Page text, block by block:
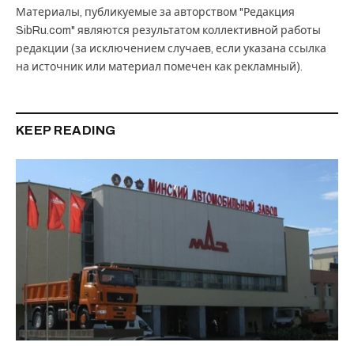
Материалы, публикуемые за авторством "Редакция
SibRu.com" являются результатом коллективной работы
редакции (за исключением случаев, если указана ссылка
на источник или материал помечен как рекламный).
KEEP READING